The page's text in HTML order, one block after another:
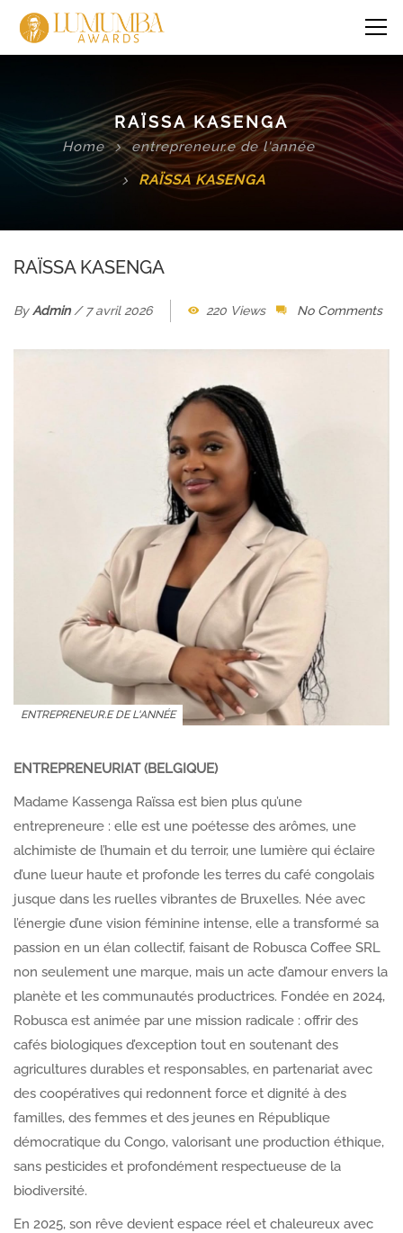
RAÏSSA KASENGA
Home entrepreneur.e de l'année
RAÏSSA KASENGA
RAÏSSA KASENGA
By Admin / 7 avril 2026 220 Views No Comments
ENTREPRENEUR.E DE L'ANNÉE
ENTREPRENEURIAT (BELGIQUE)
Madame Kassenga Raïssa est bien plus qu’une
entrepreneure : elle est une poétesse des arômes, une
alchimiste de l’humain et du terroir, une lumière qui éclaire
d’une lueur haute et profonde les terres du café congolais
jusque dans les ruelles vibrantes de Bruxelles. Née avec
l’énergie d’une vision féminine intense, elle a transformé sa
passion en un élan collectif, faisant de Robusca Coffee SRL
non seulement une marque, mais un acte d’amour envers la
planète et les communautés productrices. Fondée en 2024,
Robusca est animée par une mission radicale : offrir des
cafés biologiques d’exception tout en soutenant des
agricultures durables et responsables, en partenariat avec
des coopératives qui redonnent force et dignité à des
familles, des femmes et des jeunes en République
démocratique du Congo, valorisant une production éthique,
sans pesticides et profondément respectueuse de la
biodiversité.
En 2025, son rêve devient espace réel et chaleureux avec